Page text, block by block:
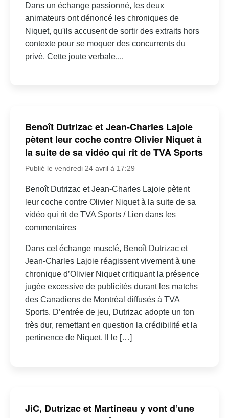
Dans un échange passionné, les deux
animateurs ont dénoncé les chroniques de
Niquet, qu'ils accusent de sortir des extraits hors
contexte pour se moquer des concurrents du
privé. Cette joute verbale,...
Benoît Dutrizac et Jean-Charles Lajoie
pètent leur coche contre Olivier Niquet à
la suite de sa vidéo qui rit de TVA Sports
Publié le vendredi 24 avril à 17:29
Benoît Dutrizac et Jean-Charles Lajoie pètent
leur coche contre Olivier Niquet à la suite de sa
vidéo qui rit de TVA Sports / Lien dans les
commentaires
Dans cet échange musclé, Benoît Dutrizac et
Jean-Charles Lajoie réagissent vivement à une
chronique d’Olivier Niquet critiquant la présence
jugée excessive de publicités durant les matchs
des Canadiens de Montréal diffusés à TVA
Sports. D’entrée de jeu, Dutrizac adopte un ton
très dur, remettant en question la crédibilité et la
pertinence de Niquet. Il le […]
JiC, Dutrizac et Martineau y vont d’une